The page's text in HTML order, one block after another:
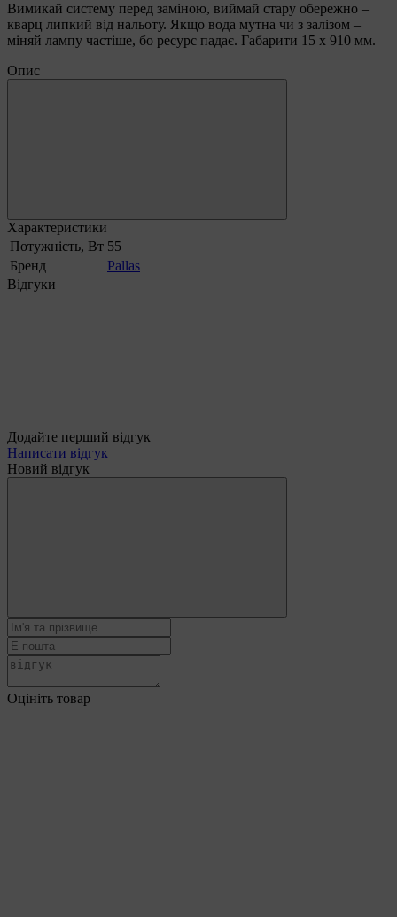
Вимикай систему перед заміною, виймай стару обережно –
кварц липкий від нальоту. Якщо вода мутна чи з залізом –
міняй лампу частіше, бо ресурс падає. Габарити 15 х 910 мм.
Опис
Характеристики
Потужність, Вт 55
Бренд
Pallas
Відгуки
Додайте перший відгук
Написати відгук
Новий відгук
Оцініть товар